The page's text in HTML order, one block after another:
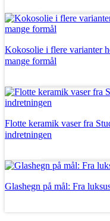
Kokosolie i flere varianter
mange formål
Flotte keramik vaser fra
indretningen
Glashegn på mål: Fra